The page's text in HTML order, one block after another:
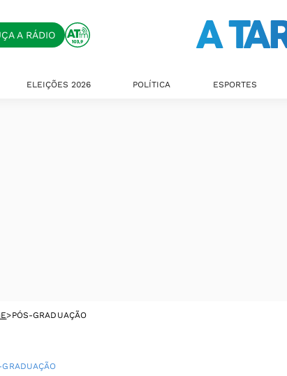
A RÁDIO
ELEIÇÕES 2026 POLÍTICA ESPORTES
>PÓS-GRADUAÇÃO
GRADUAÇÃO